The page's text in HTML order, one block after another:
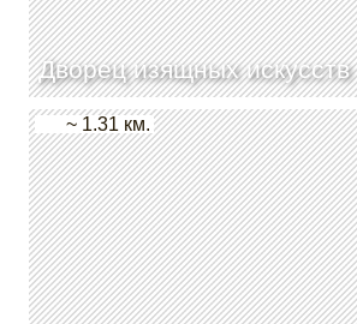
Дворец изящных искусств
~ 1.31 км.